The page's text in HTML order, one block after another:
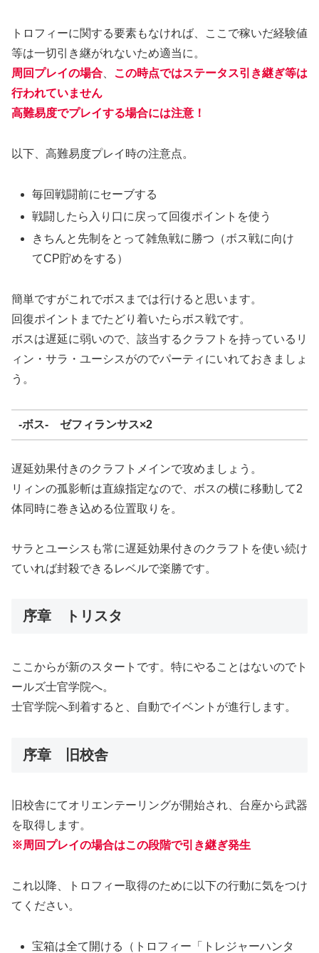
トロフィーに関する要素もなければ、ここで稼いだ経験値
等は一切引き継がれないため適当に。
周回プレイの場合
この時点ではステータス引き継ぎ等は
行われていません
高難易度でプレイする場合には注意！
以下、高難易度プレイ時の注意点。
毎回戦闘前にセーブする
戦闘したら入り口に戻って回復ポイントを使う
きちんと先制をとって雑魚戦に勝つ（ボス戦に向け
てCP貯めをする）
簡単ですがこれでボスまでは行けると思います。
回復ポイントまでたどり着いたらボス戦です。
ボスは遅延に弱いので、該当するクラフトを持っているリ
ィン・サラ・ユーシスがのでパーティにいれておきましょ
う。
-ボス- ゼフィランサス×2
遅延効果付きのクラフトメインで攻めましょう。
リィンの孤影斬は直線指定なので、ボスの横に移動して2
体同時に巻き込める位置取りを。
サラとユーシスも常に遅延効果付きのクラフトを使い続け
ていれば封殺できるレベルで楽勝です。
序章 トリスタ
ここからが新のスタートです。特にやることはないのでト
ールズ士官学院へ。
士官学院へ到着すると、自動でイベントが進行します。
序章 旧校舎
旧校舎にてオリエンテーリングが開始され、台座から武器
を取得します。
※周回プレイの場合はこの段階で引き継ぎ発生
これ以降、トロフィー取得のために以下の行動に気をつけ
てください。
宝箱は全て開ける（トロフィー「トレジャーハンタ